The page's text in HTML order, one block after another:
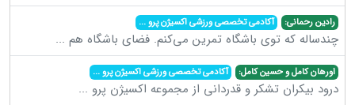
رادین رحمانی: آکادمی تخصصی ورزشی اکسیژن پرو...
چندساله که توی باشگاه تمرین می‌کنم. فضای باشگاه هم ...
اورهان کامل و حسین کامل: آکادمی تخصصی ورزشی اکسیژن پرو...
درود بیکران تشکر و قدردانی از مجموعه اکسیژن پرو ...